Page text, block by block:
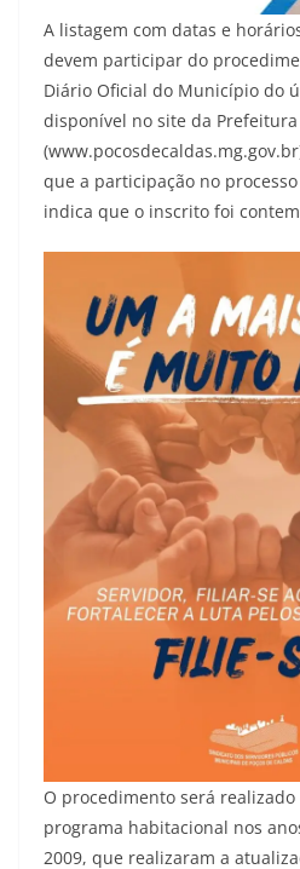
A listagem com datas e
devem participar do
Diário Oficial do Município do
disponível no site da Prefeitura
que a participação no
indica que o inscrito foi
O procedimento será
programa habitacional nos
2009, que realizaram a